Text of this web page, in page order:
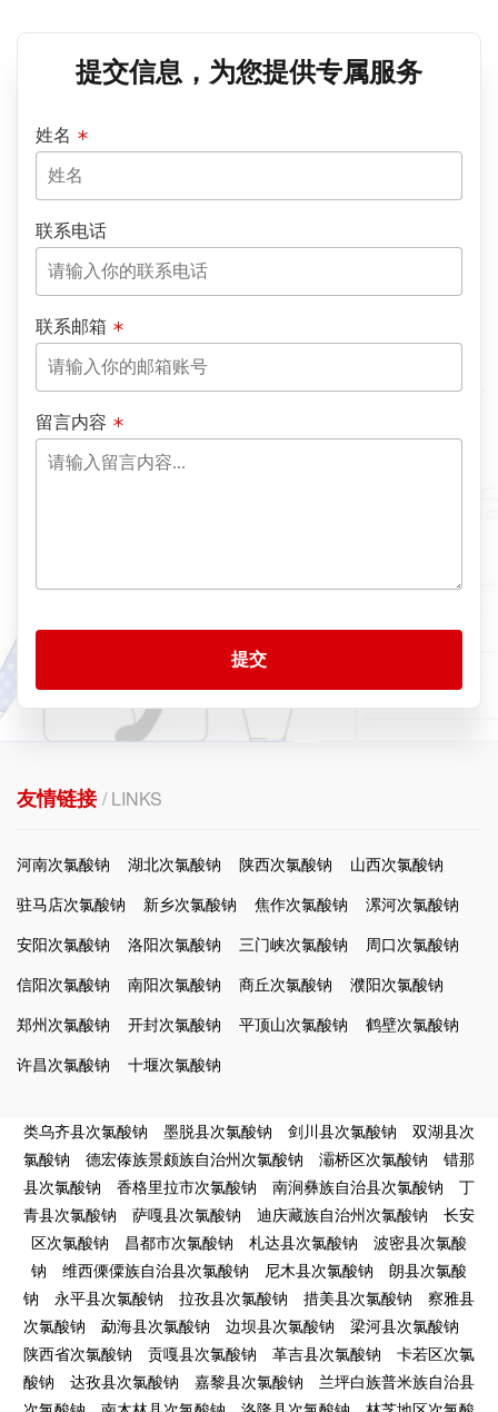
提交信息，为您提供专属服务
姓名
联系电话
联系邮箱
留言内容
提交
友情链接/ LINKS
河南次氯酸钠 湖北次氯酸钠 陕西次氯酸钠
山西次氯酸钠
驻马店次氯酸钠
新乡次氯酸钠 焦作次氯酸钠
漯河次氯酸钠
安阳次氯酸钠
洛阳次氯酸钠 三门峡次氯酸钠
周口次氯酸钠
信阳次氯酸钠
南阳次氯酸钠 商丘次氯酸钠
濮阳次氯酸钠
郑州次氯酸钠
开封次氯酸钠 平顶山次氯酸钠
鹤壁次氯酸钠
许昌次氯酸钠
十堰次氯酸钠
类乌齐县次氯酸钠 墨脱县次氯酸钠 剑川县次氯酸钠
双湖县次
氯酸钠
德宏傣族景颇族自治州次氯酸钠 灞桥区次氯酸钠
错那
县次氯酸钠
香格里拉市次氯酸钠 南涧彝族自治县次氯酸钠
丁
青县次氯酸钠
萨嘎县次氯酸钠 迪庆藏族自治州次氯酸钠
长安
区次氯酸钠
昌都市次氯酸钠 札达县次氯酸钠
波密县次氯酸
钠
维西傈僳族自治县次氯酸钠 尼木县次氯酸钠
朗县次氯酸
钠
永平县次氯酸钠 拉孜县次氯酸钠 措美县次氯酸钠
察雅县
次氯酸钠
勐海县次氯酸钠 边坝县次氯酸钠
梁河县次氯酸钠
陕西省次氯酸钠
贡嘎县次氯酸钠 革吉县次氯酸钠
卡若区次氯
酸钠
达孜县次氯酸钠 嘉黎县次氯酸钠
兰坪白族普米族自治县